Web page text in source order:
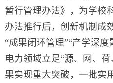
暂行管理办法》，为学校
办法推行后，创新机制成
“成果闭环管理”“产学深
电力领域立足“源、网、
果实现重大突破，一批实